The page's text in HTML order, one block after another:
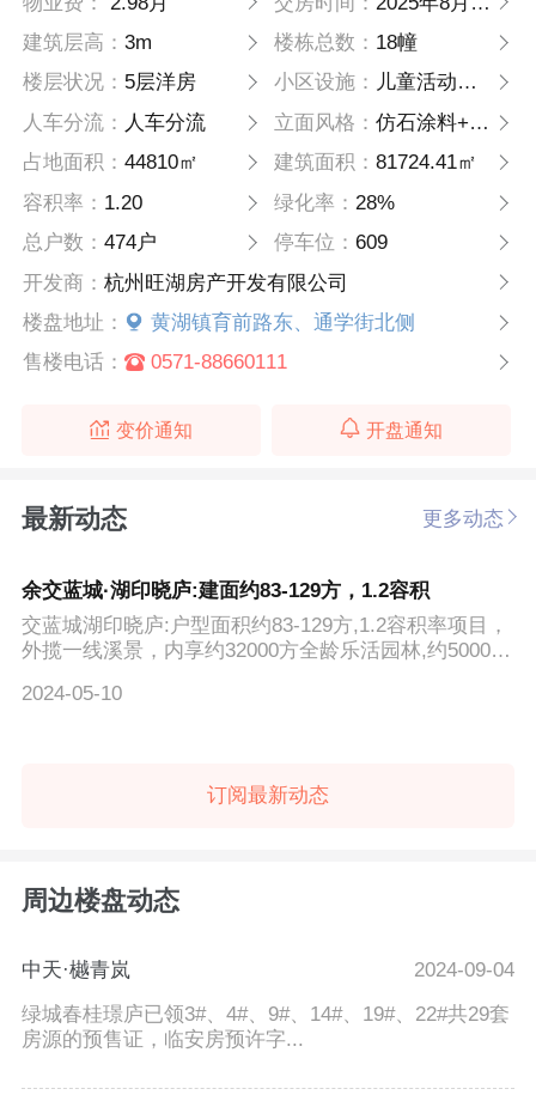
建筑层高：3m 楼栋总数： 18幢
楼层状况： 5层洋房 小区设施： 儿童活动空间，下沉休憩卡座和健身器材
人车分流： 人车分流 立面风格： 仿石涂料+珍珠蓝石材+浅灰色铝线条
占地面积：44810㎡ 建筑面积： 81724.41㎡
容积率： 1.20 绿化率： 28%
总户数：474户 停车位： 609
开发商：杭州旺湖房产开发有限公司
楼盘地址：
黄湖镇育前路东、通学街北侧
售楼电话：
0571-88660111
变价通知 开盘通知
最新动态 更多动态
余交蓝城·湖印晓庐:建面约83-129方，1.2容积
交蓝城湖印晓庐:户型面积约83-129方,1.2容积率项目，
外揽一线溪景，内享约32000方全龄乐活园林,约5000方
2024-05-10
订阅最新动态
周边楼盘动态
中天·樾青岚
2024-09-04
绿城春桂璟庐已领3#、4#、9#、14#、19#、22#共29套
房源的预售证，临安房预许字...